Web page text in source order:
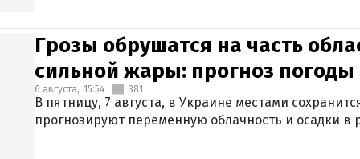
Грозы обрушатся на часть
сильной жары: прогноз погоды
6 августа, 15:54 381
В пятницу, 7 августа, в Украине местами
прогнозируют переменную облачность и осадки в